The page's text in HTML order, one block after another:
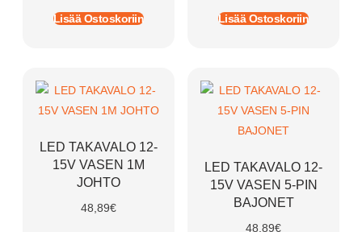
Lisää Ostoskoriin Lisää Ostoskoriin
LED TAKAVALO 12-
15V VASEN 1M
JOHTO
48,89€
LED TAKAVALO 12-
15V VASEN 5-PIN
BAJONET
48,89€